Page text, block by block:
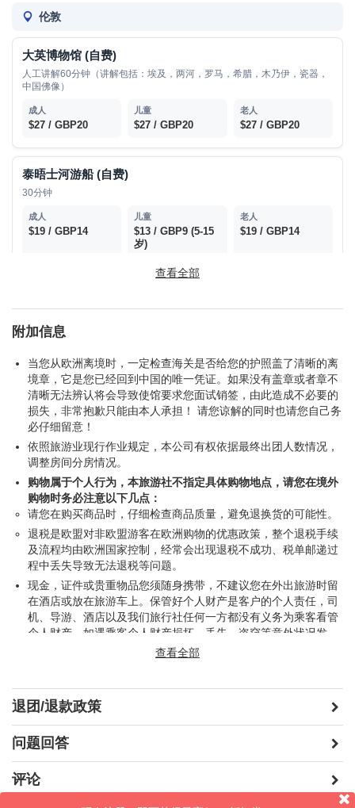
作为英国著名的也是最大型博物馆之一的大英博物馆
陈列着人类的历史进程和文化演变。博物馆外观是希
腊复兴式风格建筑，建于1753年，多个展馆陈列着珍
门票 (自费):成人 $27 / GBP20; 儿童 $27 /
GBP20; 老人 $27 / GBP20; 人工讲解60分钟（讲
器，中国佛像）
| 游览时间:大约1小时30分钟
伦敦
大英博物馆 (自费)
人工讲解60分钟（讲解包括：埃及，两河，罗马，希腊，木乃伊，瓷器，
中国佛像）
$27 / GBP20 $27 / GBP20 $27 / GBP20
泰晤士河游船 (自费)
30分钟
$19 / GBP14 $13 / GBP9 (5-15
岁)
$19 / GBP14
门票付现金，由导游统一购买。
小费：6英镑/人/天，成人和儿童同一标准，都需支付小费
个人旅行保险：旅游保险虽然不是参加英国团次的必要条件，但
是我们提醒您出外旅行请务必购买保险，以保 证在出现个人意
外，例如：生病、丢失财物等情况时，有保险公司保障您的权
益。
中英往返机票和机场税
景点门票：为尊重您自由旅行的选择，我们的行程当中绝无变相
购物或强制游览，请自主选择购买您心仪景点的门票。
午餐和晚餐：丰俭由人，我们的导游会向您推荐地道美味的当地
餐馆，也会向您介绍实惠高效的快餐店。在旅行过程当中的午餐
晚餐消费是您自己的选择。
前排座预订增值服务：若使用17座或及以上的车型出行，或可
提供第2-5排前排座，5镑/人/座/天（需全程预定），不含接送机
及自由行当天。
任何以上未明确包括的费用
查看全部
附加信息
当您从欧洲离境时，一定检查海关是否给您的护照盖了清晰的离
境章，它是您已经回到中国的唯一凭证。如果没有盖章或者章不
清晰无法辨认将会导致使馆要求您面试销签，由此造成不必要的
损失，非常抱歉只能由本人承担！ 请您谅解的同时也请您自己务
必仔细留意！
依照旅游业现行作业规定，本公司有权依据最终出团人数情况，
调整房间分房情况。
购物属于个人行为，本旅游社不指定具体购物地点，请您在境外
购物时务必注意以下几点：
请您在购买商品时，仔细检查商品质量，避免退换货的可能性。
退税是欧盟对非欧盟游客在欧洲购物的优惠政策，整个退税手续
及流程均由欧洲国家控制，经常会出现退税不成功、税单邮递过
程中丢失导致无法退税等问题。
现金，证件或贵重物品您须随身携带，不建议您在外出旅游时留
在酒店或放在旅游车上。保管好个人财产是客户的个人责任，司
机、导游、酒店以及我们旅行社任何一方都没有义务为乘客看管
个人财产。如遇乘客个人财产损坏、丢失、盗窃等意外状况发
生，由顾客自行承担风险和责任。
送机费用，可乘坐顾客人数在6人或6人以内，可容纳每人携带一
件55cm x 40cm x 20cm尺寸的行李箱，含中文司机。
前排座位预定增值服务
，保障顾客在旅行途中稳坐大巴首排的绝
佳位置，使您能充分领略途中美景，同时最大限度地避免晕车。
辆前两排的位置。
由于旅游车辆行李空间有限，请确保您的大件行李不超过
查看全部
退团/退款政策
问题回答
评论